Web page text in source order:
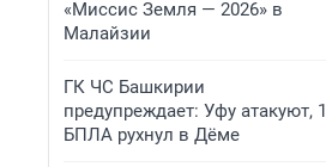
«Миссис Земля — 2026» в
Малайзии
ГК ЧС Башкирии
предупреждает: Уфу атакуют, 1
БПЛА рухнул в Дёме